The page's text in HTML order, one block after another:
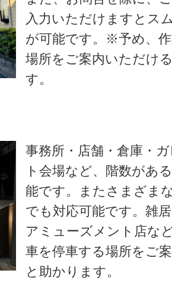
入力いただけますとス
が可能です。※予め、
場所をご案内いただけ
す。
事務所・店舗・倉庫・
ト会場など、階数があ
能です。またさまざま
でも対応可能です。雑居
アミューズメント店な
車を停車する場所をご
と助かります。